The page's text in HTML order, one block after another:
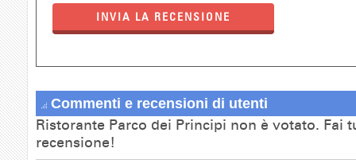
INVIA LA RECENSIONE
Commenti e recensioni di utenti
Ristorante Parco dei Principi non è votato. Fai
recensione!